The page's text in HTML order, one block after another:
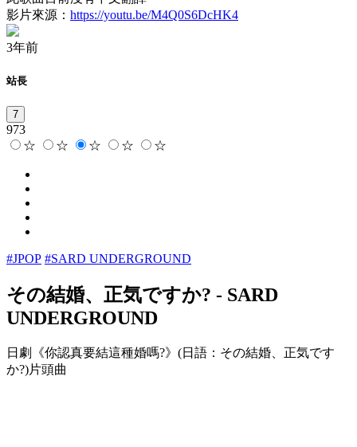
影片來源： https://youtu.be/M4Q0S6DcHK4
3年前
站長
7
973
☆
☆ ☆ ☆ ☆
#JPOP #SARD UNDERGROUND
その結婚、正気ですか? - SARD
UNDERGROUND
日劇《你認真要結這種婚嗎?》(日語：その結婚、正気です
か?)片頭曲